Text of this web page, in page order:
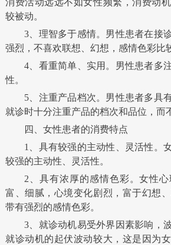
较被动。
3、理智多于感情。男性患者在接
强烈，不喜欢联想、幻想，感情色彩比
4、看重简单、实用。男性患者多注
性。
5、注重产品档次。男性患者多具有
就诊时十分注重产品的档次和品位，而
四、女性患者的消费特点
1、具有较强的主动性、灵活性。
较强的主动性、灵活性。
2、具有浓厚的感情色彩。女性心
富、细腻，心境变化剧烈，富于幻想
带有强烈的感情色彩。
3、就诊动机易受外界因素影响，
就诊动机的起伏波动较大，这是因为